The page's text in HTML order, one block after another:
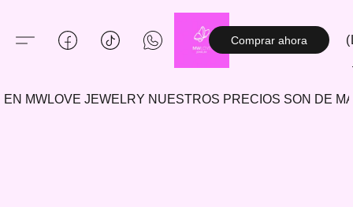
Comprar ahora
EN MWLOVE JEWELRY NUESTROS PRECIOS SON DE